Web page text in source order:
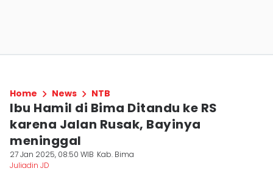
Home News NTB
Ibu Hamil di Bima Ditandu ke RS
karena Jalan Rusak, Bayinya
meninggal
27 Jan 2025, 08:50 WIB Kab. Bima
Juliadin JD